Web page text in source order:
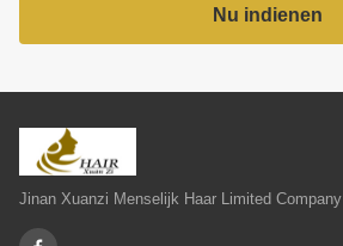
Nu indienen
Jinan Xuanzi Menselijk Haar Limited Company